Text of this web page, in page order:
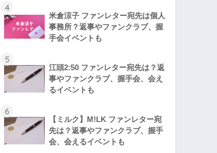
4
米倉涼子 ファンレター宛先は個人
事務所？返事やファンクラブ、握
手会イベントも
5
江頭2:50 ファンレター宛先は？返
事やファンクラブ、握手会、会え
るイベントも
6
【ミルク】M!LK ファンレター宛
先は？返事やファンクラブ、握手
会、会えるイベントも